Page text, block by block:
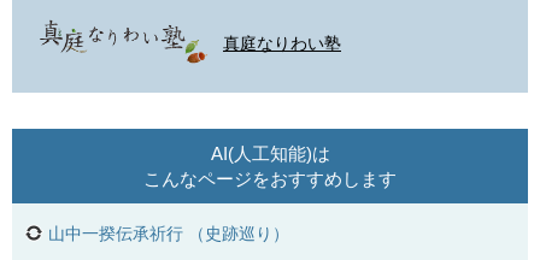
真庭なりわい塾
AI(人工知能)は
こんなページをおすすめします
山中一揆伝承祈行 （史跡巡り）